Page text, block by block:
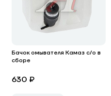
Бачок омывателя Камаз с/о в
сборе
630 ₽